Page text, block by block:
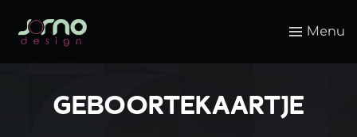
Menu
GEBOORTEKAARTJE